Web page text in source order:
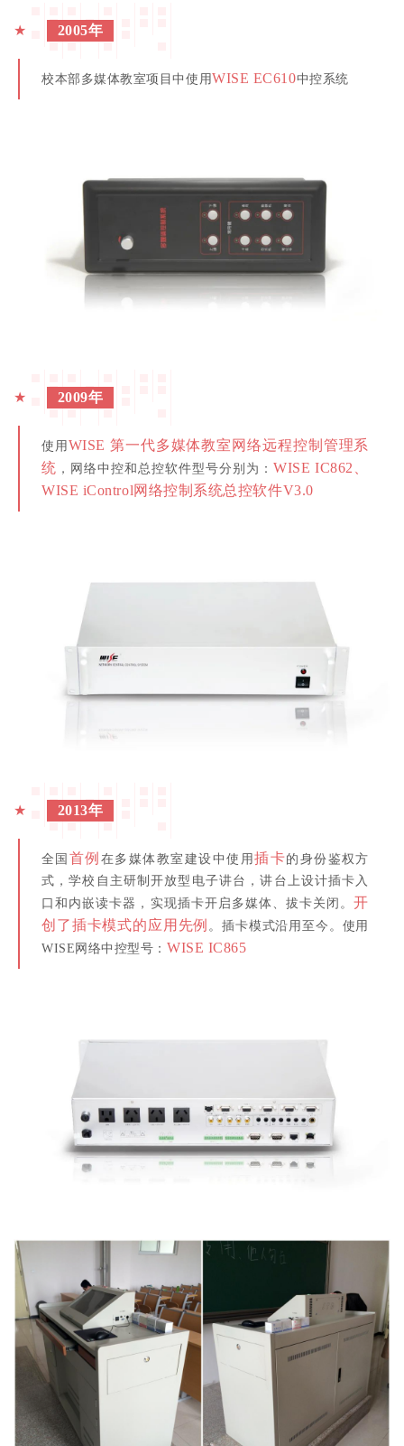
★ 2005年
校本部多媒体教室项目中使用WISE EC610中控系统
★ 2009年
使用 WISE 第一代多媒体教室网络远程控制管理系
统 ，网络中控和总控软件型号分别为： WISE IC862、
WISE iControl网络控制系统总控软件V3.0
★ 2013年
全国 首例 在多媒体教室建设中使用插卡的身份鉴权方
式，学校自主研制开放型电子讲台，讲台上设计插卡入
口和内嵌读卡器，实现插卡开启多媒体、拔卡关闭。开
创了插卡模式的应用先例 。插卡模式沿用至今。使用
WISE网络中控型号： WISE IC865